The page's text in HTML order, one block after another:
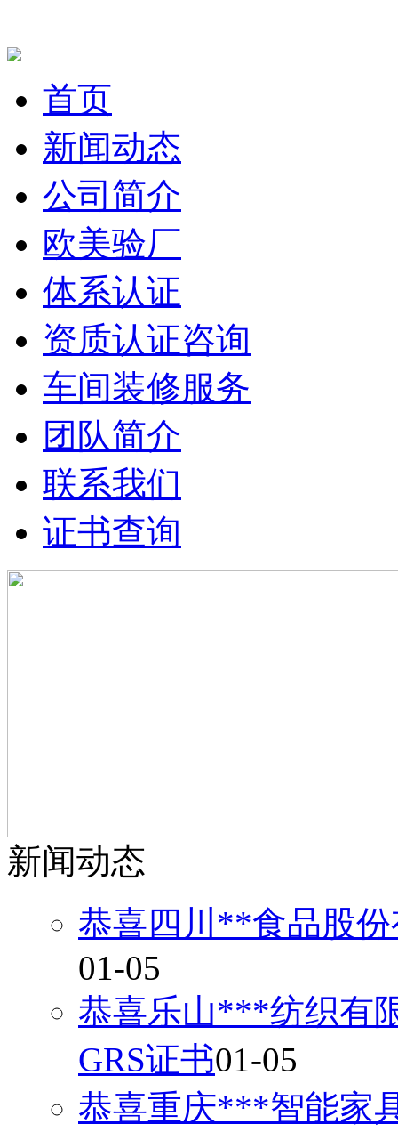
首页
新闻动态
公司简介
欧美验厂
体系认证
资质认证咨询
车间装修服务
团队简介
联系我们
证书查询
新闻动态
恭喜四川**食品股
01-05
恭喜乐山***纺织有
GRS证书01-05
恭喜重庆***智能家